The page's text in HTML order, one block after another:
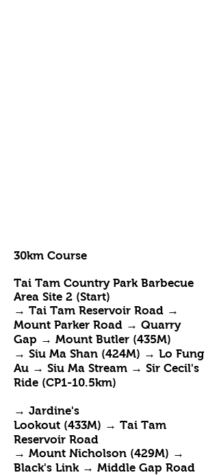
30km Course
Tai Tam Country Park Barbecue
Area Site 2 (Start)
→ Tai Tam Reservoir Road →
Mount Parker Road → Quarry
Gap → Mount Butler (435M)
→ Siu Ma Shan (424M) → Lo Fung
Au → Siu Ma Stream → Sir Cecil's
Ride (CP1-10.5km)
→ Jardine's
Lookout (433M) → Tai Tam
Reservoir Road
→ Mount Nicholson (429M) →
Black's Link → Middle Gap Road